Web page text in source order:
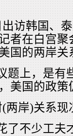
访韩国、
者在白宫
国的两岸关
题上，是有
美国的政策
两岸)关系现
了不少工夫